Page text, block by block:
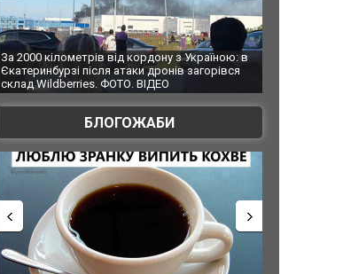
В Таїланді футболіст загинув від удару
блискавки під час матчу: ще 12 людей
постраждали. ВІДЕО
БЛОГОЖАБИ